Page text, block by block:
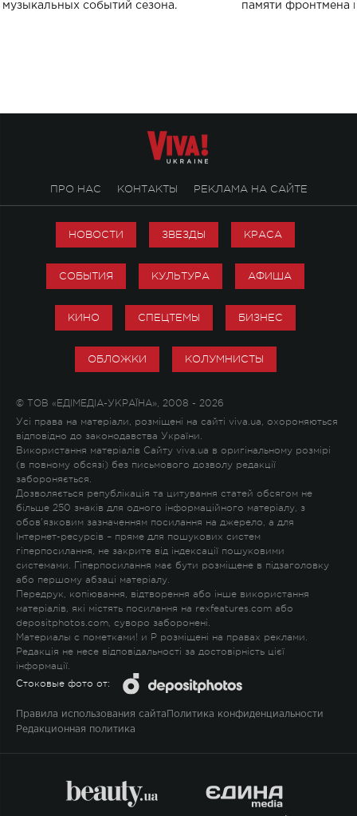
музыкальных событий сезона.
памяти фронтмена
ПРО НАС КОНТАКТЫ РЕКЛАМА НА САЙТЕ
НОВОСТИ ЗВЕЗДЫ КРАСА
СОБЫТИЯ КУЛЬТУРА АФИША
КИНО СПЕЦТЕМЫ БИЗНЕС
ОБЛОЖКИ КОЛУМНИСТЫ
© ТОВ «ЕДІМЕДІА-УКРАЇНА», 2008 - 2026
Усі права на матеріали, розміщені на сайті viva.ua, охороняються
відповідно до законодавства України.
Використання матеріалів Сайту viva.ua в оригінальному розмірі
(в повному обсязі) без письмового дозволу редакції
забороняється.
Дозволяється републікація та цитування статей обсягом не
більше 250 знаків для одного інформаційного матеріалу, з
обов'язковим зазначенням посилання на джерело, а для
Інтернет-ресурсів – пряме для пошукових систем
гіперпосилання, не закрите від індексації пошуковими
системами. Гіперпосилання має бути розміщене в підзаголовку
або першому абзаці матеріалу.
Передрук, копіювання, відтворення або інше використання
матеріалів, які містять посилання на rexfeatures.com або
depositphotos.com, суворо заборонені.
Материалы с пометками! и P розміщені на правах реклами.
Редакція не несе відповідальності за достовірність цієї
інформації.
Стоковые фото от:
Правила использования сайта Политика конфиденциальности
Редакционная политика